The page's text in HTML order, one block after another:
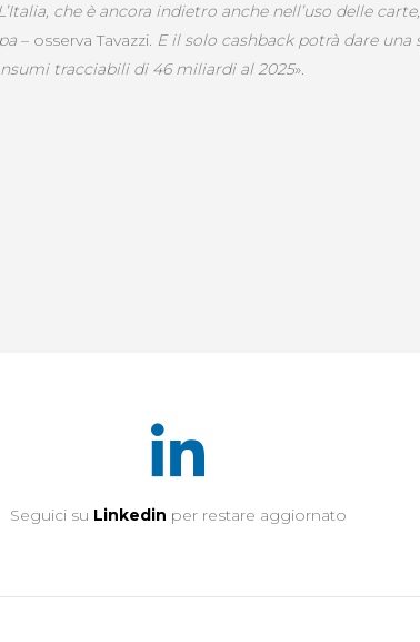
L’Italia, che è ancora indietro anche nell’uso delle
– osserva Tavazzi. E il solo cashback potrà dare
tracciabili di 46 miliardi al 2025».
Seguici su Linkedin per restare aggiornato